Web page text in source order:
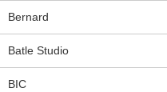
Bernard
Batle Studio
BIC